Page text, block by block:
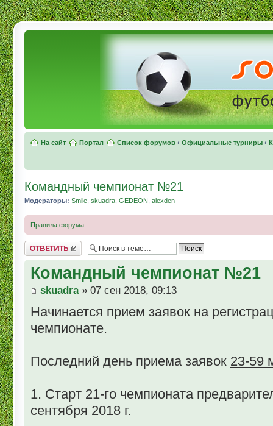
На сайт Портал Список форумов ‹ Официальные турниры ‹
Командный чемпионат №21
Модераторы: Smile skuadra GEDEON alexden
Правила форума
Комментировать
Командный чемпионат №21
skuadra» 07 сен 2018, 09:13
Начинается прием заявок на
чемпионате.
Последний день приема заявок 23-59
1. Старт 21-го чемпионата
сентября 2018 г.